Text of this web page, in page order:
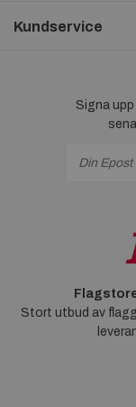
Kundservice
Signa
Stort utbud av